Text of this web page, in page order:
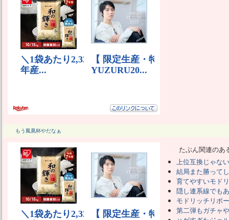
もう鳳凰杯やだなぁ
たぶん関連のあ
上位互換じゃな
結局また勝って
育てやすいモド
隠し連系線でも
モドリッチリポ
第二弾もガチャ